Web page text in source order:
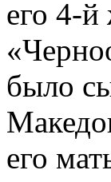
его 4-
было
его